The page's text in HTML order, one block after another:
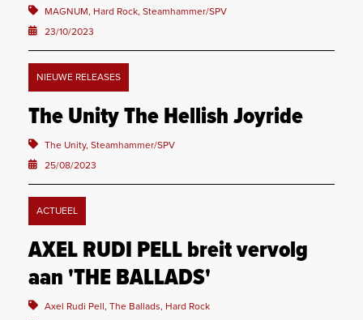
MAGNUM, Hard Rock, Steamhammer/SPV
23/10/2023
NIEUWE RELEASES
The Unity The Hellish Joyride
The Unity, Steamhammer/SPV
25/08/2023
ACTUEEL
AXEL RUDI PELL breit vervolg
aan 'THE BALLADS'
Axel Rudi Pell, The Ballads, Hard Rock